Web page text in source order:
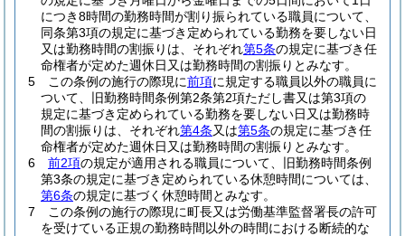
につき8時間の勤務時間が割り振られている職員について、
同条第3項の規定に基づき定められている勤務を要しない日
又は勤務時間の割振りは、それぞれ第5条の規定に基づき任
命権者が定めた週休日又は勤務時間の割振りとみなす。
5
この条例の施行の際現に前項に規定する職員以外の職員に
ついて、旧勤務時間条例第2条第2項ただし書又は第3項の
規定に基づき定められている勤務を要しない日又は勤務時
間の割振りは、それぞれ第4条又は第5条の規定に基づき任
命権者が定めた週休日又は勤務時間の割振りとみなす。
6
前2項の規定が適用される職員について、旧勤務時間条例
第3条の規定に基づき定められている休憩時間については、
第6条の規定に基づく休憩時間とみなす。
7
この条例の施行の際現に町長又は労働基準監督署長の許可
を受けている正規の勤務時間以外の時間における断続的な